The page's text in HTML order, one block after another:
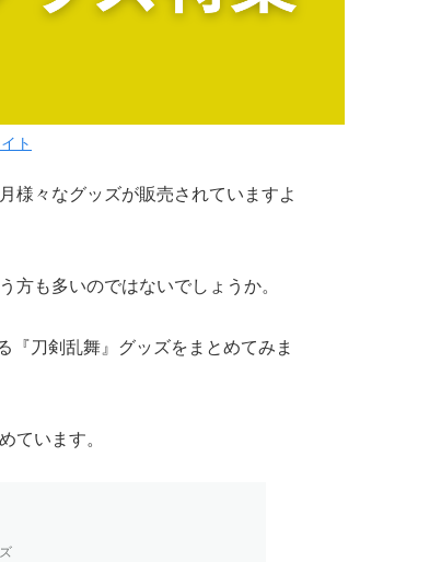
ト
様々なグッズが販売されていますよ
方も多いのではないでしょうか。
『刀剣乱舞』グッズをまとめてみま
ています。